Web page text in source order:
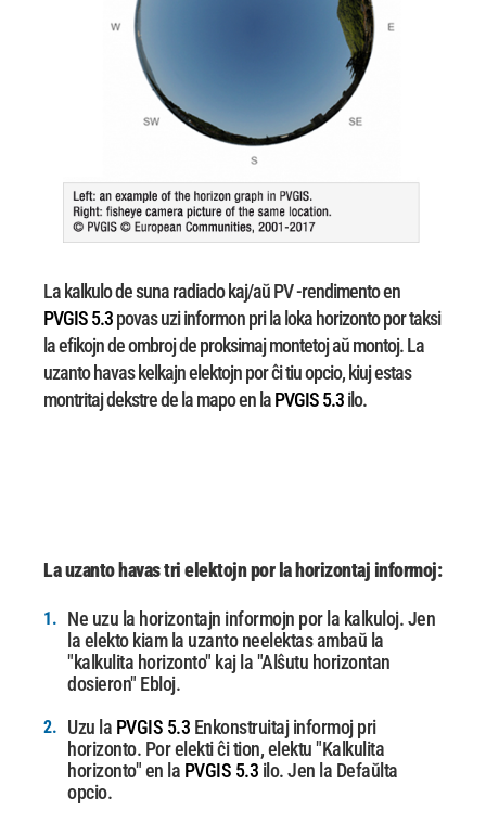
La kalkulo de suna radiado kaj/aŭ PV -rendimento en
PVGIS 5.3povas uzi informon pri la loka horizonto por taksi
la efikojn de ombroj de proksimaj montetoj aŭ montoj.La
uzanto havas kelkajn elektojn por ĉi tiu opcio, kiuj estas
montritaj dekstre de la mapo en laPVGIS 5.3ilo.
La uzanto havas tri elektojn por la horizontaj informoj:
1. Ne uzu la horizontajn informojn por la kalkuloj.Jen
la elekto kiam la uzanto neelektas ambaŭ la
"kalkulita horizonto" kaj la"Alŝutu horizontan
dosieron" Ebloj.
2. Uzu la PVGIS 5.3 Enkonstruitaj informoj pri
horizonto. Por elekti ĉi tion, elektu "Kalkulita
horizonto" en la PVGIS 5.3 ilo.Jen la Defaŭlta
opcio.